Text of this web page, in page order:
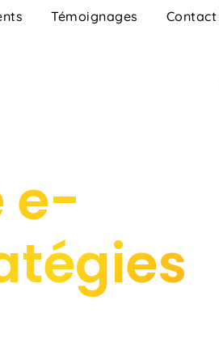
Témoignages Contact
e-